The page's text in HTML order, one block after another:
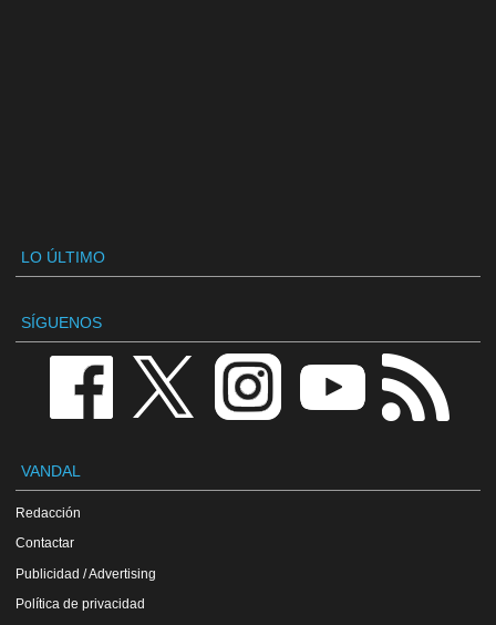
LO ÚLTIMO
SÍGUENOS
VANDAL
Redacción
Contactar
Publicidad / Advertising
Política de privacidad